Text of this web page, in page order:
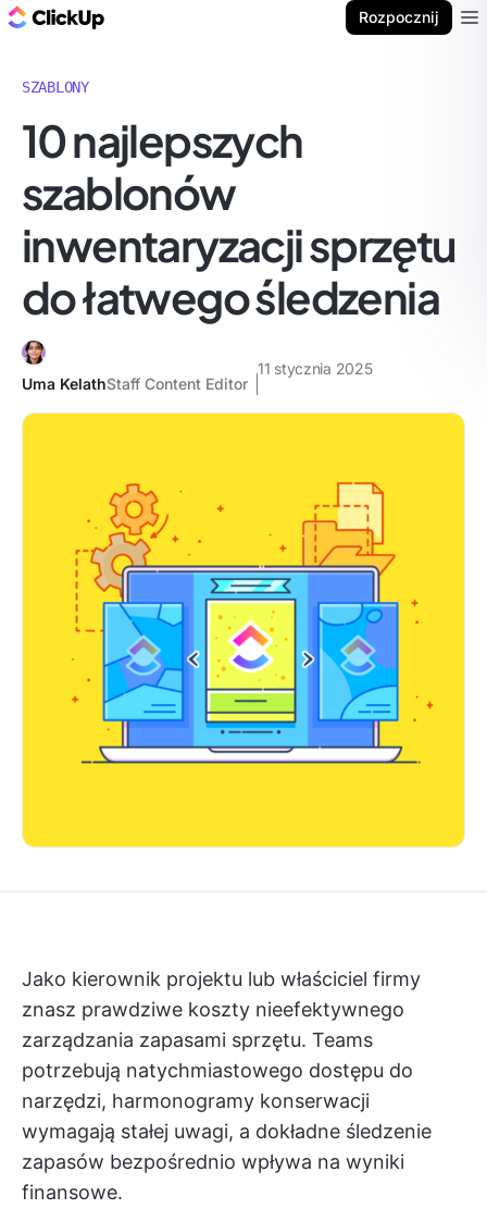
Rozpocznij
SZABLONY
10 najlepszych
szablonów
inwentaryzacji sprzętu
do łatwego śledzenia
Uma KelathStaff Content Editor
11 stycznia 2025
Jako kierownik projektu lub właściciel firmy
znasz prawdziwe koszty nieefektywnego
zarządzania zapasami sprzętu. Teams
potrzebują natychmiastowego dostępu do
narzędzi, harmonogramy konserwacji
wymagają stałej uwagi, a dokładne śledzenie
zapasów bezpośrednio wpływa na wyniki
finansowe.